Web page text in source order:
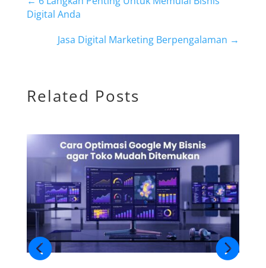
Digital Anda
Jasa Digital Marketing Berpengalaman →
Related Posts